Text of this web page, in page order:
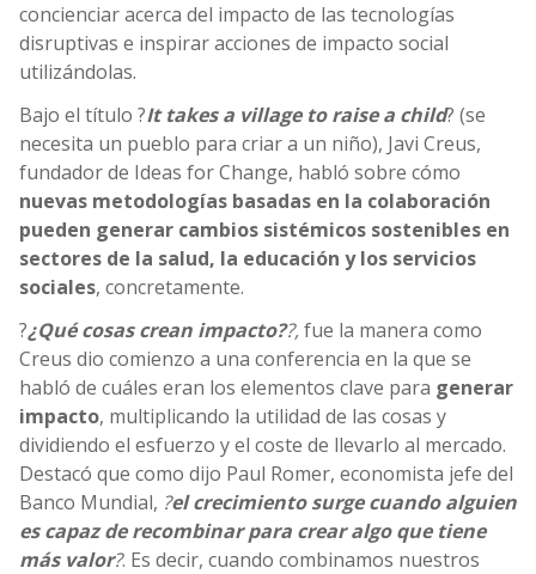
concienciar acerca del impacto de las tecnologías
disruptivas e inspirar acciones de impacto social
utilizándolas.
Bajo el título ?It takes a village to raise a child? (se
necesita un pueblo para criar a un niño), Javi Creus,
fundador de Ideas for Change, habló sobre cómo
nuevas metodologías basadas en la colaboración
pueden generar cambios sistémicos sostenibles en
sectores de la salud, la educación y los servicios
sociales, concretamente.
?¿Qué cosas crean impacto??,fue la manera como
Creus dio comienzo a una conferencia en la que se
habló de cuáles eran los elementos clave para generar
impacto, multiplicando la utilidad de las cosas y
dividiendo el esfuerzo y el coste de llevarlo al mercado.
Destacó que como dijo Paul Romer, economista jefe del
Banco Mundial, ?el crecimiento surge cuando alguien
es capaz de recombinar para crear algo que tiene
más valor?. Es decir, cuando combinamos nuestros